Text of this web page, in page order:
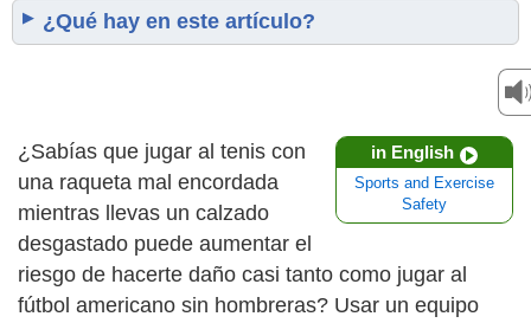
¿Qué hay en este artículo?
in English
Sports and Exercise
Safety
¿Sabías que jugar al tenis con
una raqueta mal encordada
mientras llevas un calzado
desgastado puede aumentar el
riesgo de hacerte daño casi tanto como jugar al
fútbol americano sin hombreras? Usar un equipo